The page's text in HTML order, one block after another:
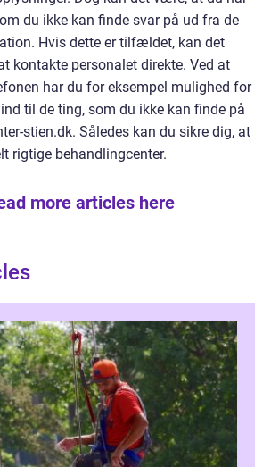
du ikke kan finde svar på ud fra de
Hvis dette er tilfældet, kan det
kontakte personalet direkte. Ved at
har du for eksempel mulighed for
til de ting, som du ikke kan finde på
stien.dk. Således kan du sikre dig, at
rigtige behandlingcenter.
more articles here